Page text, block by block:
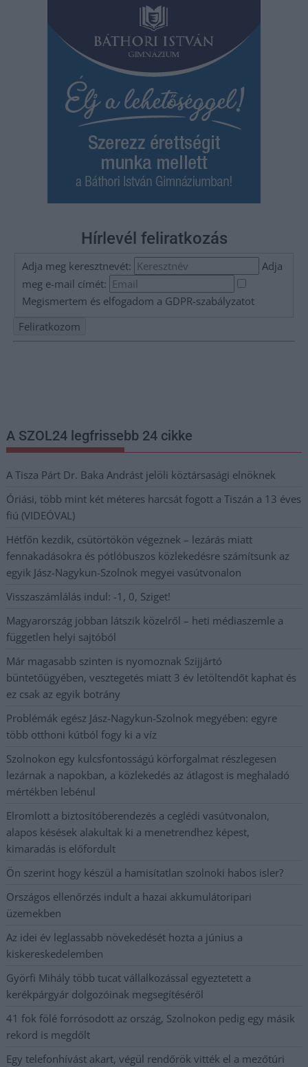
Hírlevél feliratkozás
Adja meg keresztnevét:
Adja
meg e-mail címét:
Megismertem és elfogadom a GDPR-szabályzatot
A SZOL24 legfrissebb 24 cikke
A Tisza Párt Dr. Baka Andrást jelöli köztársasági elnöknek
Óriási, több mint két méteres harcsát fogott a Tiszán a 13 éves
fiú (VIDEÓVAL)
Hétfőn kezdik, csütörtökön végeznek – lezárás miatt
fennakadásokra és pótlóbuszos közlekedésre számítsunk az
egyik Jász-Nagykun-Szolnok megyei vasútvonalon
Visszaszámlálás indul: -1, 0, Sziget!
Magyarország jobban látszik közelről – heti médiaszemle a
független helyi sajtóból
Már magasabb szinten is nyomoznak Szijjártó
büntetőügyében, vesztegetés miatt 3 év letöltendőt kaphat és
ez csak az egyik botrány
Problémák egész Jász-Nagykun-Szolnok megyében: egyre
több otthoni kútból fogy ki a víz
Szolnokon egy kulcsfontosságú körforgalmat részlegesen
lezárnak a napokban, a közlekedés az átlagost is meghaladó
mértékben lebénul
Elromlott a biztosítóberendezés a ceglédi vasútvonalon,
alapos késések alakultak ki a menetrendhez képest,
kimaradás is előfordult
Ön szerint hogy készül a hamisítatlan szolnoki habos isler?
Országos ellenőrzés indult a hazai akkumulátoripari
üzemekben
Az idei év leglassabb növekedését hozta a június a
kiskereskedelemben
Györfi Mihály több tucat vállalkozással egyeztetett a
kerékpárgyár dolgozóinak megsegítéséről
41 fok fölé forrósodott az ország, Szolnokon pedig egy másik
rekord is megdőlt
Egy telefonhívást akart, végül rendőrök vitték el a mezőtúri